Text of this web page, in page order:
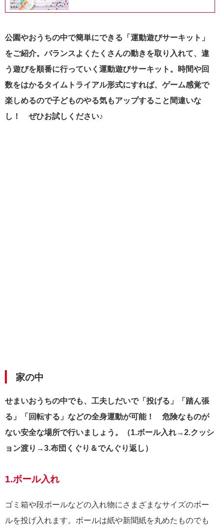
公園やおうちの中で簡単にできる「運動遊びサーキット」
をご紹介。バランスよくたくさんの動きを取り入れて、違
う遊びを順番に行っていく運動遊びサーキット。時間や回
数をはかるタイムトライアル形式にすれば、ゲーム感覚で
楽しめるので子どものやる気もアップすること間違いな
し！ ぜひお試しください♪
家の中
せまいおうちの中でも、工夫しだいで「投げる」「踏ん張
る」「回転する」などの全身運動が可能！ 危険なものが
ない安全な場所で行いましょう。（1.ボール入れ→2.クッシ
ョン渡り→3.布団くぐり＆でんぐり返し）
1.ボール入れ
ゴミ箱や段ボールなどの入れ物にさまざまなサイズのボー
ルを投げ入れます。ボールは紙や新聞紙を丸めたものでも